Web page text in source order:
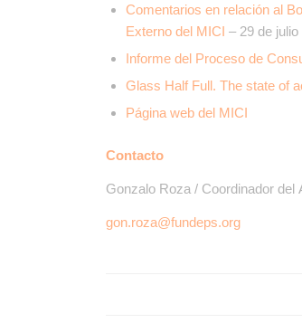
Comentarios en relación al
Externo del MICI – 29 de
Informe del Proceso de
Glass Half Full. The state of
Página web del MICI
Contacto
Gonzalo Roza / Coordinador del
gon.roza@fundeps.org